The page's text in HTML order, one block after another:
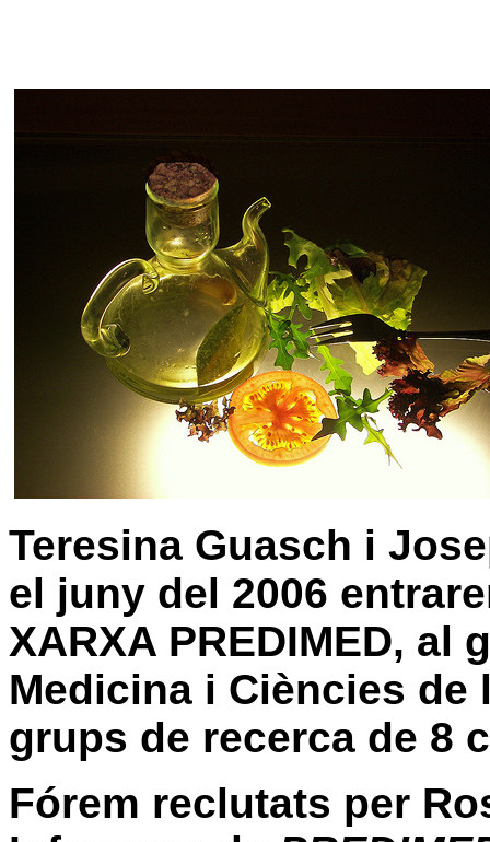
Teresina Guasch i
el juny del 2006
XARXA PREDIMED, al
Medicina i Ciències de
grups de recerca de 8
Fórem reclutats per